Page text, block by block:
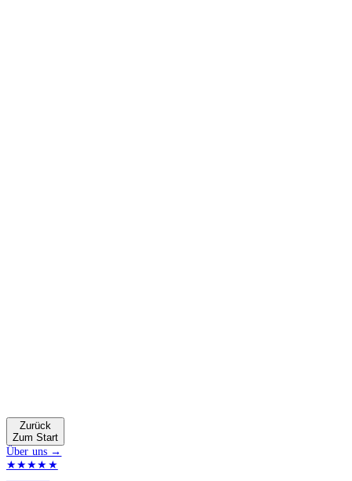
Zurück
Zum Start
Über uns →
★★★★★